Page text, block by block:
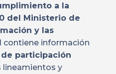
a la
del Ministerio de
y las
contiene información
participación
lineamientos y